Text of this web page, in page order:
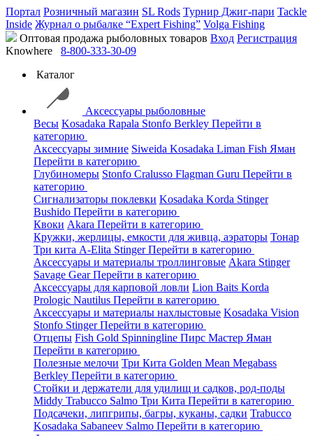
Портал Розничный магазин SL Rods Турнир Джиг-пари Tackle
Inside Журнал о рыбалке “Expert Fishing” Volga Fishing
Оптовая продажа рыболовных товаров Вход Регистрация
Knowhere
8-800-333-30-09
Каталог
Аксессуары рыболовные
Весы Kosadaka Rapala Stonfo Berkley Перейти в
категорию
Аксессуары зимние Siweida Kosadaka Liman Fish Яман
Перейти в категорию
Глубиномеры Stonfo Cralusso Flagman Guru Перейти в
категорию
Сигнализаторы поклевки Kosadaka Korda Stinger
Bushido Перейти в категорию
Квоки Akara Перейти в категорию
Кружки, жерлицы, емкости для живца, аэраторы Тонар
Три кита A-Elita StingerПерейти в категорию
Аксессуары и материалы троллинговые Akara Stinger
Savage GearПерейти в категорию
Аксессуары для карповой ловли Lion Baits Korda
Prologic Nautilus Перейти в категорию
Аксессуары и материалы нахлыстовые Kosadaka Vision
Stonfo StingerПерейти в категорию
Отцепы Fish Gold Spinningline Пирс Мастер Яман
Перейти в категорию
Полезные мелочи Три Кита Golden Mean Megabass
Berkley Перейти в категорию
Стойки и держатели для удилищ и садков, род-поды
Middy Trabucco Salmo Три Кита Перейти в категорию
Подсачеки, липгрипы, багры, куканы, садки Trabucco
Kosadaka Sabaneev Salmo Перейти в категорию